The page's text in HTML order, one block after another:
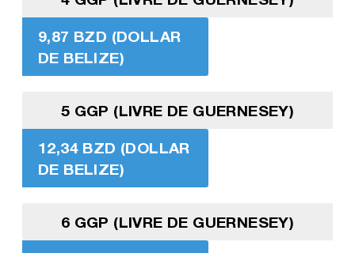
9,87 BZD (DOLLAR
DE BELIZE)
5 GGP (LIVRE DE GUERNESEY)
12,34 BZD (DOLLAR
DE BELIZE)
6 GGP (LIVRE DE GUERNESEY)